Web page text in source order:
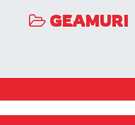
GEAMURI